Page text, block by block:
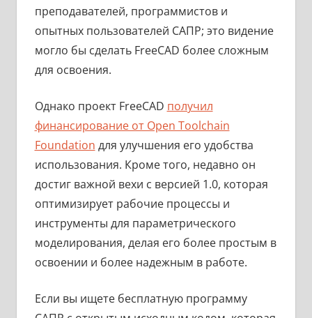
преподавателей, программистов и
опытных пользователей САПР; это видение
могло бы сделать FreeCAD более сложным
для освоения.
Однако проект FreeCAD получил
финансирование от Open Toolchain
Foundation для улучшения его удобства
использования. Кроме того, недавно он
достиг важной вехи с версией 1.0, которая
оптимизирует рабочие процессы и
инструменты для параметрического
моделирования, делая его более простым в
освоении и более надежным в работе.
Если вы ищете бесплатную программу